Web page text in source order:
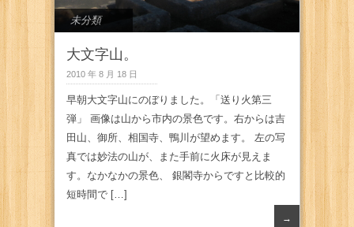
未分類
大文字山。
2010 年 8 月 18 日
早朝大文字山にのぼりました。「送り火第三
弾」 画像は山から市内の景色です。右からは吉
田山、御所、相国寺、鴨川が望めます。 左の写
真では妙法の山が、また手前に火床が見えま
す。なかなかの景色、 銀閣寺からですと比較的
短時間で […]
→